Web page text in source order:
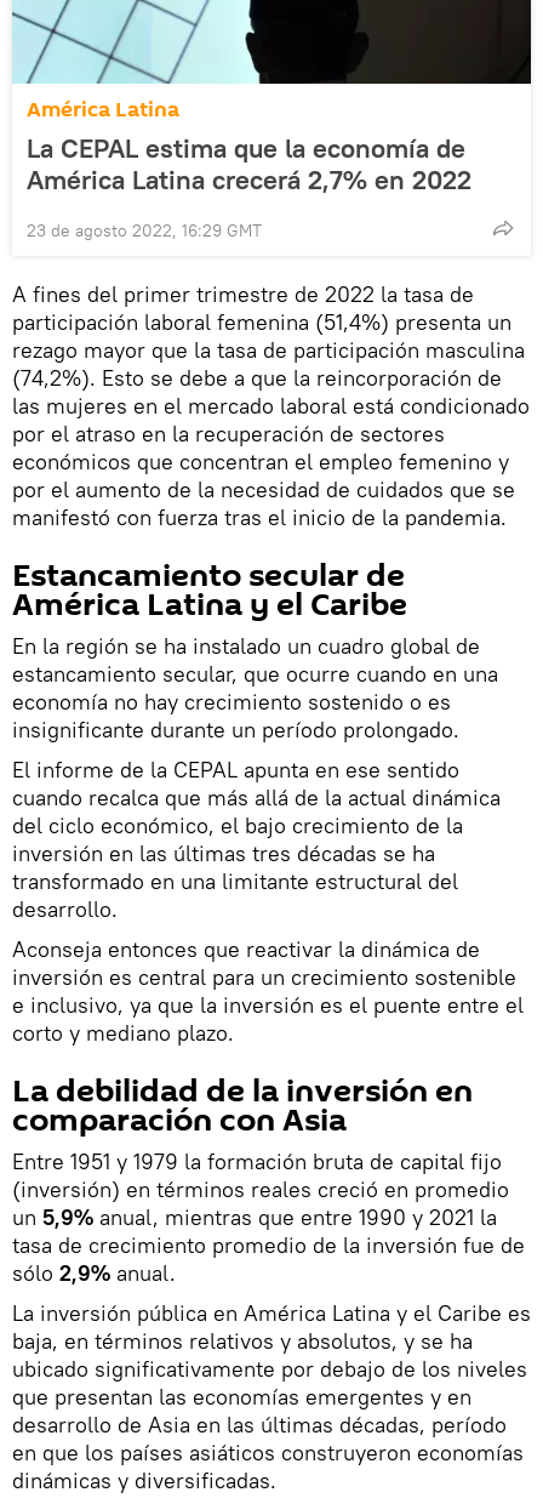
América Latina
La CEPAL estima que la economía de
América Latina crecerá 2,7% en 2022
23 de agosto 2022, 16:29 GMT
A fines del primer trimestre de 2022 la tasa de
participación laboral femenina (51,4%) presenta un
rezago mayor que la tasa de participación masculina
(74,2%). Esto se debe a que la reincorporación de
las mujeres en el mercado laboral está condicionado
por el atraso en la recuperación de sectores
económicos que concentran el empleo femenino y
por el aumento de la necesidad de cuidados que se
manifestó con fuerza tras el inicio de la pandemia.
Estancamiento secular de
América Latina y el Caribe
En la región se ha instalado un cuadro global de
estancamiento secular, que ocurre cuando en una
economía no hay crecimiento sostenido o es
insignificante durante un período prolongado.
El informe de la CEPAL apunta en ese sentido
cuando recalca que más allá de la actual dinámica
del ciclo económico, el bajo crecimiento de la
inversión en las últimas tres décadas se ha
transformado en una limitante estructural del
desarrollo.
Aconseja entonces que reactivar la dinámica de
inversión es central para un crecimiento sostenible
e inclusivo, ya que la inversión es el puente entre el
corto y mediano plazo.
La debilidad de la inversión en
comparación con Asia
Entre 1951 y 1979 la formación bruta de capital fijo
(inversión) en términos reales creció en promedio
un 5,9% anual, mientras que entre 1990 y 2021 la
tasa de crecimiento promedio de la inversión fue de
sólo 2,9% anual.
La inversión pública en América Latina y el Caribe es
baja, en términos relativos y absolutos, y se ha
ubicado significativamente por debajo de los niveles
que presentan las economías emergentes y en
desarrollo de Asia en las últimas décadas, período
en que los países asiáticos construyeron economías
dinámicas y diversificadas.